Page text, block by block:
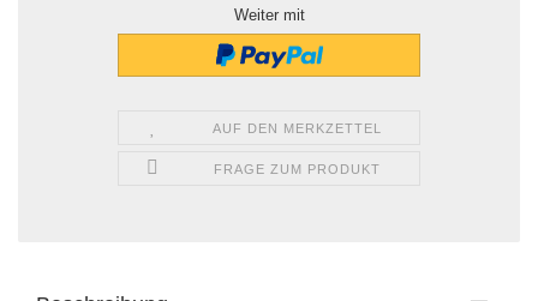
Weiter mit
AUF DEN MERKZETTEL
FRAGE ZUM PRODUKT